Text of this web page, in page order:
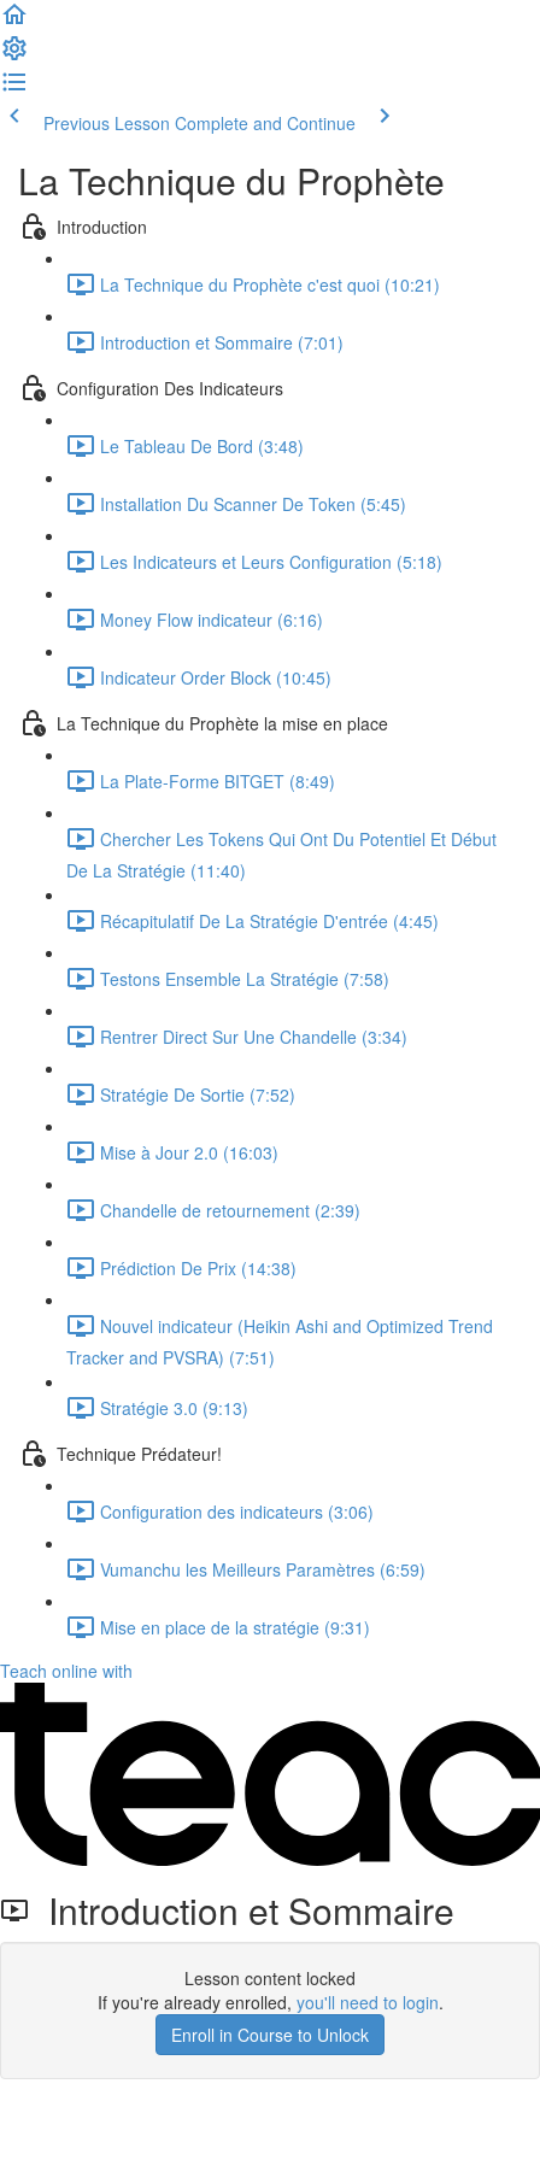
Previous Lesson Complete and Continue
La Technique du Prophète
Introduction
La Technique du Prophète c'est quoi (10:21)
Introduction et Sommaire (7:01)
Configuration Des Indicateurs
Le Tableau De Bord (3:48)
Installation Du Scanner De Token (5:45)
Les Indicateurs et Leurs Configuration (5:18)
Money Flow indicateur (6:16)
Indicateur Order Block (10:45)
La Technique du Prophète la mise en place
La Plate-Forme BITGET (8:49)
Chercher Les Tokens Qui Ont Du Potentiel Et Début
De La Stratégie (11:40)
Récapitulatif De La Stratégie D'entrée (4:45)
Testons Ensemble La Stratégie (7:58)
Rentrer Direct Sur Une Chandelle (3:34)
Stratégie De Sortie (7:52)
Mise à Jour 2.0 (16:03)
Chandelle de retournement (2:39)
Prédiction De Prix (14:38)
Nouvel indicateur (Heikin Ashi and Optimized Trend
Tracker and PVSRA) (7:51)
Stratégie 3.0 (9:13)
Technique Prédateur!
Configuration des indicateurs (3:06)
Vumanchu les Meilleurs Paramètres (6:59)
Mise en place de la stratégie (9:31)
Teach online with
Introduction et Sommaire
Lesson content locked
If you're already enrolled, you'll need to login.
Enroll in Course to Unlock